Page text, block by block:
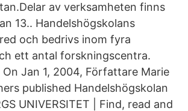
av verksamheten finns
13.. Handelshögskolans
och bedrivs inom fyra
ett antal forskningscentra.
On Jan 1, 2004, Författare Marie
published Handelshögskolan
UNIVERSITET | Find, read and